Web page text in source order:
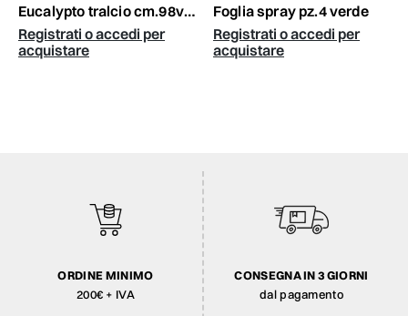
eucalypto tralcio cm.98verde/grigio
Registrati o accedi per
acquistare
foglia spray pz.4 verde
Registrati o accedi per
acquistare
ORDINE MINIMO
200€ + IVA
CONSEGNA IN 3 GIORNI
dal pagamento